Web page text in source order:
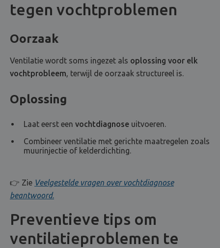
tegen vochtproblemen
Oorzaak
Ventilatie wordt soms ingezet als oplossing voor elk
vochtprobleem, terwijl de oorzaak structureel is.
Oplossing
Laat eerst een vochtdiagnose uitvoeren.
Combineer ventilatie met gerichte maatregelen zoals
muurinjectie of kelderdichting.
👉 Zie Veelgestelde vragen over vochtdiagnose
beantwoord.
Preventieve tips om
ventilatieproblemen te